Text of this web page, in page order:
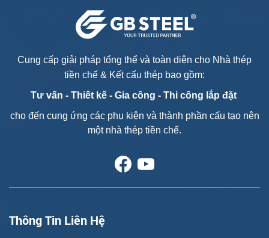
Cung cấp giải pháp tổng thể và toàn diện cho Nhà thép
tiền chế & Kết cấu thép bao gồm:
Tư vấn - Thiết kế - Gia công - Thi công lắp đặt
cho đến cung ứng các phụ kiện và thành phần cấu tạo nên
một nhà thép tiền chế.
Thông Tin Liên Hệ